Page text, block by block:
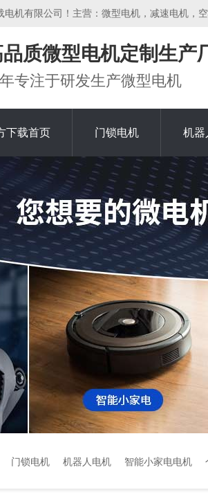
限公司！主营：微型电机，减速电机，
质微型电机定制生产
专注于研发生产微型电机
下载首页 门锁电机 机器
下载
门锁电机 机器人电机 智能小家电电机